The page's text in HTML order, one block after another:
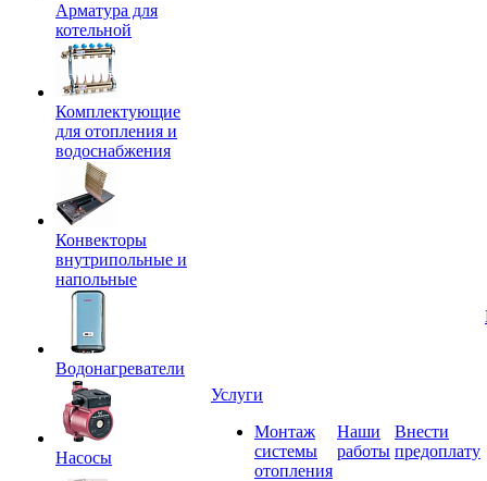
Арматура для
котельной
Комплектующие
для отопления и
водоснабжения
Конвекторы
внутрипольные и
напольные
Водонагреватели
Насосы
Услуги
Монтаж
системы
отопления
Наши
работы
Внести
предоплату